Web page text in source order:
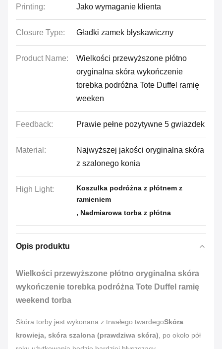
Printing: Jako wymaganie klienta
Closure Type: Gładki zamek błyskawiczny
Product Name:
Wielkości przewyższone płótno
oryginalna skóra wykończenie
torebka podróżna Tote Duffel ramię
weeken
Feedback: Prawie pełne pozytywne 5 gwiazdek
Material:
Najwyższej jakości oryginalna skóra
z szalonego konia
High Light:
Koszulka podróżna z płótnem z
ramieniem
, Nadmiarowa torba z płótna
Opis produktu
Wielkości przewyższone płótno oryginalna skóra
wykończenie torebka podróżna Tote Duffel ramię
weekend torba
Skóra torby jest wykonana z trwałego twardegoSkóra
krowieja, skóra szalona (prawdziwa skóra) , po około pół